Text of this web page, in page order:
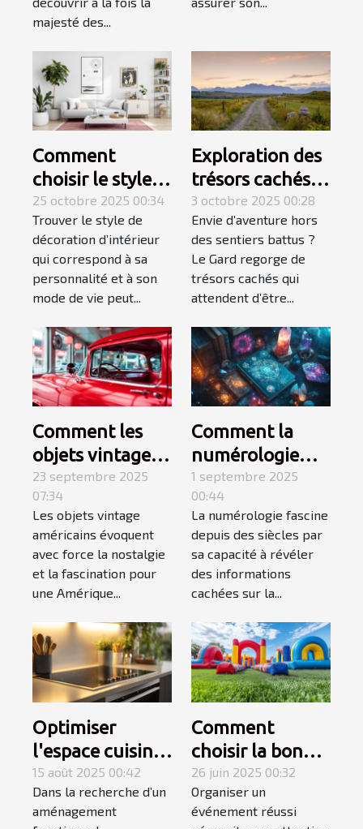
majesté des...
Comment
choisir le style
de décoration
d'intérieur qui
vous correspond
?
25 octobre 2025 00:34
Trouver le style de
décoration d’intérieur
qui correspond à sa
personnalité et à son
mode de vie peut...
Exploration des
trésors cachés
du Gard :
itinéraires
méconnus ?
3 octobre 2025 00:28
Envie d’aventure hors
des sentiers battus ?
Le Gard regorge de
trésors cachés qui
attendent d’être...
Comment les
objets vintage
américains
capturent-ils
l'essence d'une
époque révolue
?
23 septembre 2025
07:34
Les objets vintage
américains évoquent
avec force la nostalgie
et la fascination pour
une Amérique...
Comment la
numérologie
influence-t-elle
votre chemin de
vie ?
1 septembre 2025
00:44
La numérologie fascine
depuis des siècles par
sa capacité à révéler
des informations
cachées sur la...
Optimiser
l'espace cuisine
avec une plaque
électrique
adaptée
15 août 2025 00:42
Dans la recherche d’un
aménagement
Comment
choisir la bonne
structure
gonflable pour
votre
26 juin 2025 00:32
Organiser un
événement réussi